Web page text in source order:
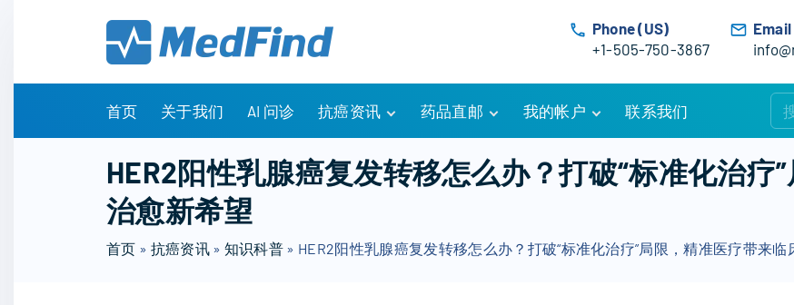
Phone (US)
+1-505-750-3867
Email
首页 关于我们 AI 问诊 抗癌资讯
有问有答
诊疗指南
药品直邮
购物车
订单追踪
我的帐户
账户详情
我的订单
联系我们
HER2阳性乳腺癌复发转移怎么办？打破“标准化治疗
治愈新希望
首页 » 抗癌资讯» 知识科普 » HER2阳性乳腺癌复发转移怎么办？打破“标准化治疗”局限，精准医疗带来临